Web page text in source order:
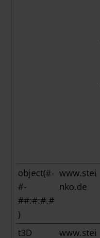
object(#-
#-
##:#:#.#
)
www.stei
nko.de
t3D
www.stei